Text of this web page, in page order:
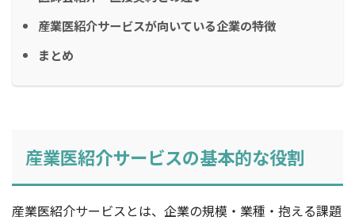
産業医紹介サービスが向いている企業の特徴
まとめ
産業医紹介サービスの基本的な役割
産業医紹介サービスとは、企業の規模・業種・抱える課題